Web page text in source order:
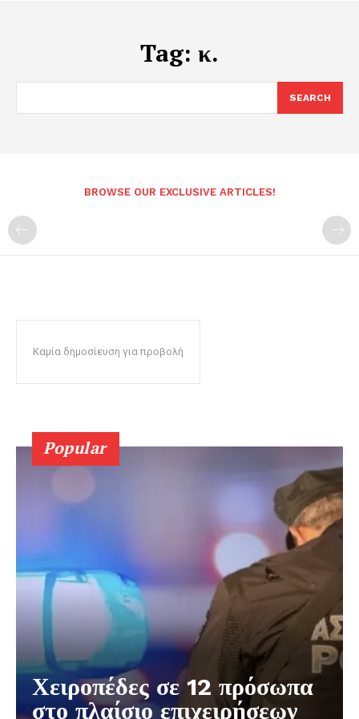
Tag: κ.
SEARCH
BROWSE OUR EXCLUSIVE ARTICLES!
Καμία δημοσίευση για προβολή
Popular
Χειροπέδες σε 12 πρόσωπα
στο πλαίσιο επιχειρήσεων